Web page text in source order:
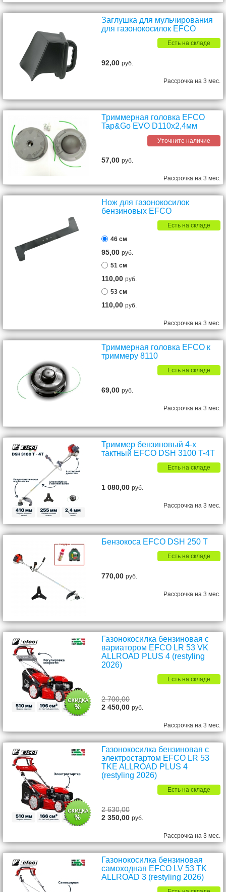
Заглушка для мульчирования
для газонокосилок EFCO
Есть на складе
92,00руб.
Рассрочка на 3 мес.
Триммерная головка EFCO
Tap&Go EVO D110х2,4мм
Уточните наличие
57,00руб.
Рассрочка на 3 мес.
Нож для газонокосилок
бензиновых EFCO
Есть на складе
46 см
95,00руб.
51 см
110,00руб.
53 см
110,00руб.
Рассрочка на 3 мес.
Триммерная головка EFCO к
триммеру 8110
Есть на складе
69,00руб.
Рассрочка на 3 мес.
Триммер бензиновый 4-х
тактный EFCO DSH 3100 T-4T
Есть на складе
1 080,00руб.
Рассрочка на 3 мес.
Бензокоса EFCO DSH 250 T
Есть на складе
770,00руб.
Рассрочка на 3 мес.
Газонокосилка бензиновая с
вариатором EFCO LR 53 VK
ALLROAD PLUS 4 (restyling
2026)
Есть на складе
2 700,00
2 450,00руб.
Рассрочка на 3 мес.
Газонокосилка бензиновая с
электростартом EFCO LR 53
TKE ALLROAD PLUS 4
(restyling 2026)
Есть на складе
2 630,00
2 350,00руб.
Рассрочка на 3 мес.
Газонокосилка бензиновая
самоходная EFCO LV 53 TK
ALLROAD 3 (restyling 2026)